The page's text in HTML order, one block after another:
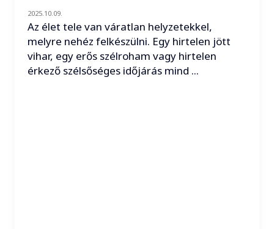
2025.10.09.
Az élet tele van váratlan helyzetekkel,
melyre nehéz felkészülni. Egy hirtelen jött
vihar, egy erős szélroham vagy hirtelen
érkező szélsőséges időjárás mind ...